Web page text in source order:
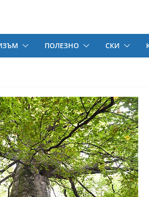
ПОЛЕЗНО СКИ